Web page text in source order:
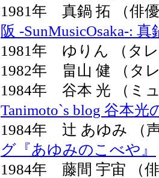
1981年 真鍋 拓 （
阪 -SunMusicOsaka-: 真
1981年 ゆりん （タ
1982年 畠山 健 （タ
1984年 谷本 光 （
Tanimoto`s blog 谷本光
1984年 辻 あゆみ
グ『あゆみのこべや』
1984年 藤間 宇宙